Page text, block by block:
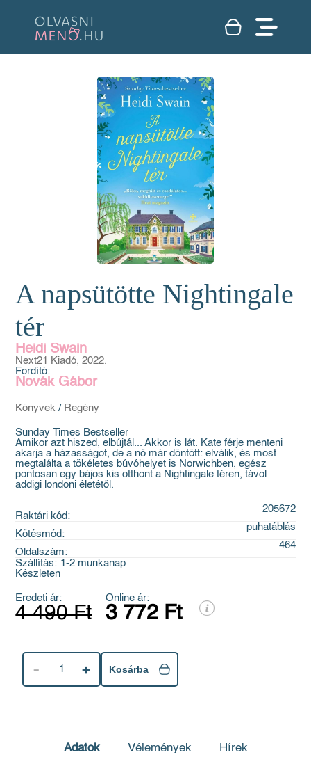
A napsütötte Nightingale
tér
Heidi Swain
Next21 Kiadó, 2022.
Fordító:
Novák Gábor
Könyvek / Regény
Sunday Times Bestseller
Amikor azt hiszed, elbújtál... Akkor is lát. Kate férje menteni
akarja a házasságot, de a nő már döntött: elválik, és most
megtalálta a tökéletes búvóhelyet is Norwichben, egész
pontosan egy bájos kis otthont a Nightingale téren, távol
addigi londoni életétől.
Raktári kód:
205672
Kötésmód:
puhatáblás
Oldalszám:
464
Szállítás: 1-2 munkanap
Készleten
Eredeti ár:
4 490 Ft
Online ár:
3 772 Ft
1 Kosárba
Adatok Vélemények Hírek